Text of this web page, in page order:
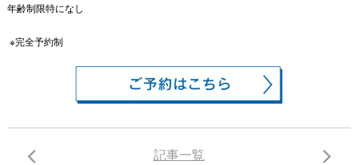
年齢制限特になし
※完全予約制
記事一覧